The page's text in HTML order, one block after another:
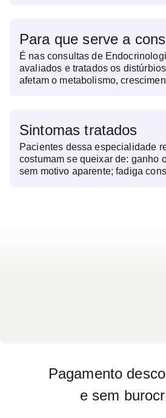
Para que serve a
É nas consultas de
avaliados e tratados os
afetam o metabolismo,
tireoide, pâncreas, hipófise e
podem influenciar o peso, o
até a fertilidade. Além de
hormonais, a consulta permite
crônicas como diabetes e
Sintomas tratados
Pacientes dessa especialidade
costumam se queixar de: ganho
sem motivo aparente; fadiga
Pagamento
e sem